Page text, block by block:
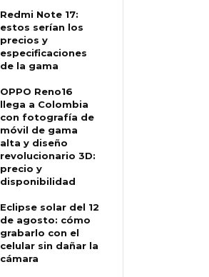
Redmi Note 17:
estos serían los
precios y
especificaciones
de la gama
OPPO Reno16
llega a Colombia
con fotografía de
móvil de gama
alta y diseño
revolucionario 3D:
precio y
disponibilidad
Eclipse solar del 12
de agosto: cómo
grabarlo con el
celular sin dañar la
cámara